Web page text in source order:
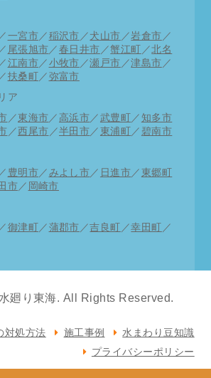
イレ修理 一宮市洗面水漏れ
面蛇口交換 千種区トイレつま
市トイレつまり 知多市台所蛇口
イレ修理 中川区水道工事
排水工事 北区洗面パイプ修理
流し台詰まり抜き 西区お風呂詰
洗面化粧台交換 天白区キッチン
／ 一宮市 ／ 稲沢市 ／ 犬山市 ／ 岩倉市 ／
／ 尾張旭市 ／ 春日井市 ／蟹江町 ／北名
／ 江南市 ／ 小牧市 ／瀬戸市 ／津島市 ／
／ 扶桑町 ／ 弥富市
ア
／東海市 ／ 高浜市 ／ 武豊町 ／ 知多市
／西尾市 ／半田市 ／ 東浦町 ／ 碧南市
／ 豊明市 ／ みよし市 ／ 日進市 ／ 東郷町
市 ／ 岡崎市
／ 御津町 ／ 蒲郡市 ／吉良町 ／幸田町 ／
廻り東海. All Rights Reserved.
対処方法 施工事例
水まわり豆知識
プライバシーポリシー